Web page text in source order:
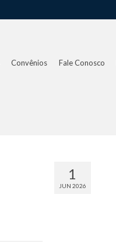
Convênios Fale Conosco
1
JUN 2026